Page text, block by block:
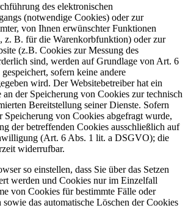
des elektronischen
(notwendige Cookies) oder zur
von Ihnen erwünschter Funktionen
z. B. für die Warenkorbfunktion) oder zur
(z.B. Cookies zur Messung des
sind, werden auf Grundlage von Art. 6
sofern keine andere
wird. Der Websitebetreiber hat ein
an der Speicherung von Cookies zur technisch
Bereitstellung seiner Dienste. Sofern
von Cookies abgefragt wurde,
der betreffenden Cookies ausschließlich auf
(Art. 6 Abs. 1 lit. a DSGVO); die
widerrufbar.
so einstellen, dass Sie über das Setzen
werden und Cookies nur im Einzelfall
von Cookies für bestimmte Fälle oder
sowie das automatische Löschen der Cookies